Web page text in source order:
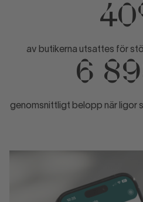
av butikerna utsattes för
6
genomsnittligt belopp när ligor